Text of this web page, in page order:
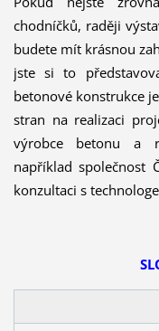
chodníčků, raději
budete mít krásnou
jste si to
betonové konstrukce
stran na realizaci
výrobce betonu a
například společnost
konzultaci s